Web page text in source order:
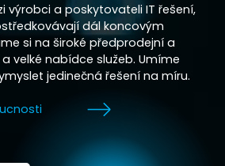
výrobci a poskytovateli IT řešení,
dál koncovým
si na široké předprodejní a
velké nabídce služeb. Umíme
jedinečná řešení na míru.